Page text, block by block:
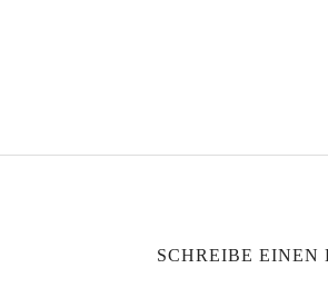
SCHREIBE EINEN